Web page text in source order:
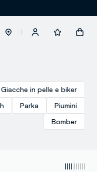
Giacche in pelle e biker
Parka
Piumini
Bomber